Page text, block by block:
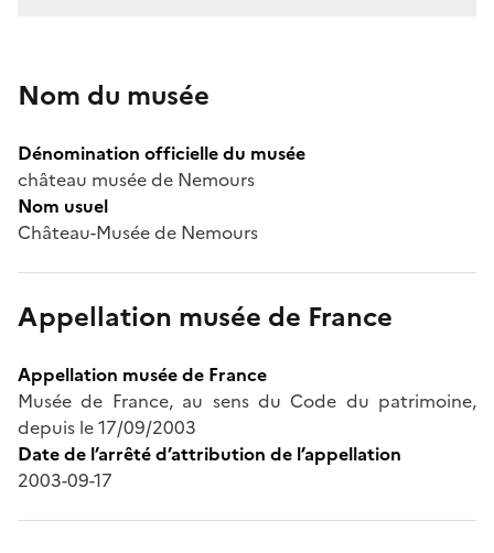
Nom du musée
Dénomination officielle du musée
château musée de Nemours
Nom usuel
Château-Musée de Nemours
Appellation musée de France
Appellation musée de France
Musée de France, au sens du Code du patrimoine,
depuis le 17/09/2003
Date de l’arrêté d’attribution de l’appellation
2003-09-17